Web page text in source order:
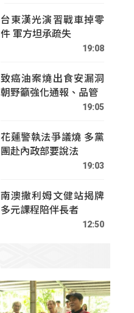
台東漢光演習戰車掉零
件 軍方坦承疏失
19:08
致癌油案燒出食安漏洞
朝野籲強化通報、品管
19:05
花蓮警執法爭議燒 多黨
團赴內政部要說法
19:03
南澳撒利姆文健站揭牌
多元課程陪伴長者
12:50